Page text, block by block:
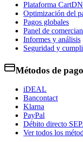
Plataforma
Optimización del
Pagos globales
Panel de
Informes y análisis
Seguridad y
Métodos de pago
iDEAL
Bancontact
Klarna
PayPal
Débito directo
Ver todos los